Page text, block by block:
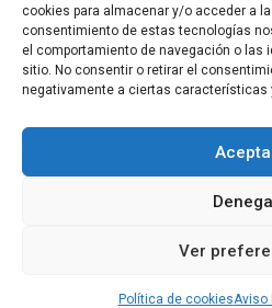
cookies para almacenar y/o acceder a
consentimiento de estas tecnologías
el comportamiento de navegación o
sitio. No consentir o retirar el
negativamente a ciertas características
Ver
Política de cookiesAviso
La revista del vino y la gastronomía.
Gastronomía